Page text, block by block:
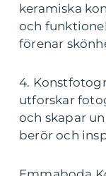
keramiska
och
förenar
4.
utforskar
och skapar
berör och